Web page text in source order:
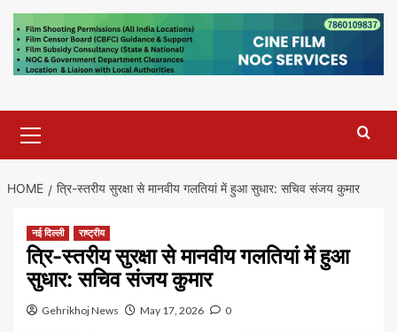
Menu
HOME त्रि-स्तरीय सुरक्षा से मानवीय गलतियां में हुआ सुधार: सचिव संजय कुमार
नई दिल्ली राष्ट्रीय
त्रि-स्तरीय सुरक्षा से मानवीय गलतियां में हुआ
सुधार: सचिव संजय कुमार
Gehrikhoj News May 17, 2026 0